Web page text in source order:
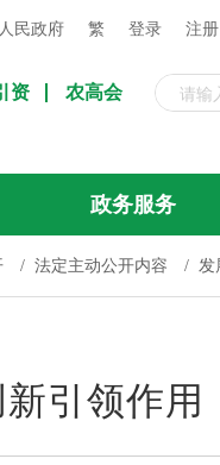
民政府 繁 登录 注册
资 农高会
政务服务
/ 法定主动公开内容 / 发
引领作用